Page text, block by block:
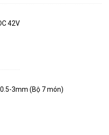
42V
3mm (Bộ 7 món)